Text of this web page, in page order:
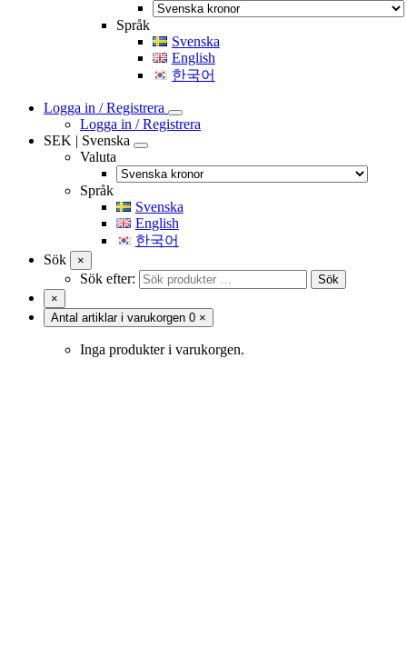
Språk
Svenska
English
한국어
Logga in / Registrera
Logga in / Registrera
SEK | Svenska
Valuta
Språk
Svenska
English
한국어
Sök
×
Sök efter:
Sök
×
Antal artiklar i varukorgen 0 ×
Inga produkter i varukorgen.